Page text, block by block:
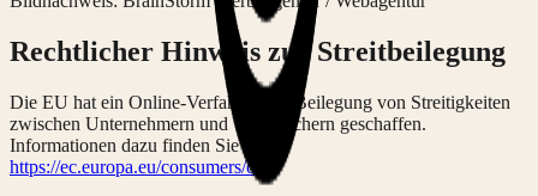
Rechtlicher Hinweis zur Streitbeilegung
Die EU hat ein Online-Verfahren zur Beilegung von Streitigkeiten
zwischen Unternehmern und Verbrauchern geschaffen.
Informationen dazu finden Sie unter
https://ec.europa.eu/consumers/odr/
.